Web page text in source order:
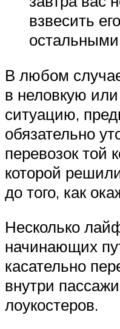
взвесить
В любом
в неловкую
ситуацию,
обязательно
перевозок той
которой
до того, как
Несколько
начинающих
касательно
внутри
лоукостеров.